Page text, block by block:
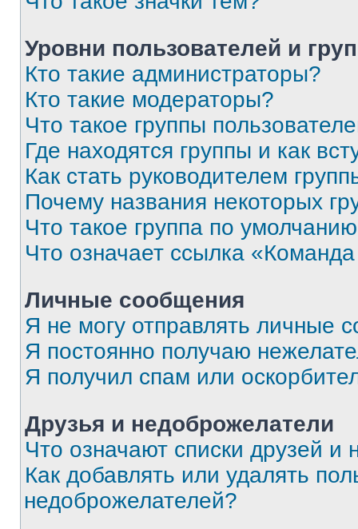
Уровни пользователей и
Кто такие администраторы?
Кто такие модераторы?
Что такое группы
Где находятся группы и как
Как стать руководителем
Почему названия некоторых
Что такое группа по
Что означает ссылка
Личные сообщения
Я не могу отправлять личные
Я постоянно получаю
Я получил спам или
Друзья и недоброжелатели
Что означают списки друзей и
Как добавлять или удалять
недоброжелателей?